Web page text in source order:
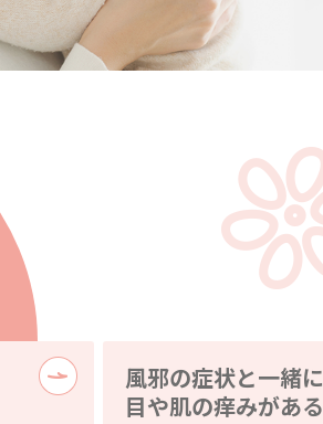
風邪の症状と一緒に
目や肌の痒みがある